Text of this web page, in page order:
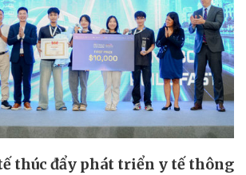
thúc đẩy phát triển y tế thông